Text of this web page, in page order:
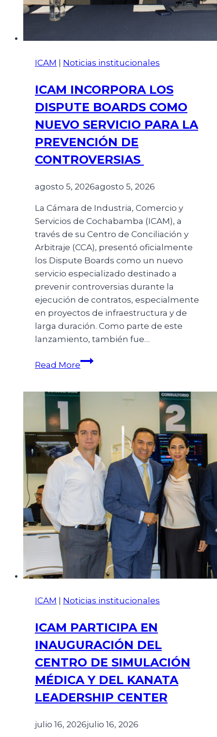
ICAM Noticias institucionales
ICAM INCORPORA LOS
DISPUTE BOARDS COMO
NUEVO SERVICIO PARA LA
PREVENCIÓN DE
CONTROVERSIAS
agosto 5, 2026agosto 5, 2026
La Cámara de Industria, Comercio y
Servicios de Cochabamba (ICAM), a
través de su Centro de Conciliación y
Arbitraje (CCA), presentó oficialmente
los Dispute Boards como un nuevo
servicio especializado destinado a
prevenir controversias durante la
ejecución de contratos, especialmente
en proyectos de infraestructura y de
larga duración. Como parte de este
lanzamiento, también fue…
Read More
ICAM Noticias institucionales
ICAM PARTICIPA EN
INAUGURACIÓN DEL
CENTRO DE SIMULACIÓN
MÉDICA Y DEL KANATA
LEADERSHIP CENTER
julio 16, 2026julio 16, 2026